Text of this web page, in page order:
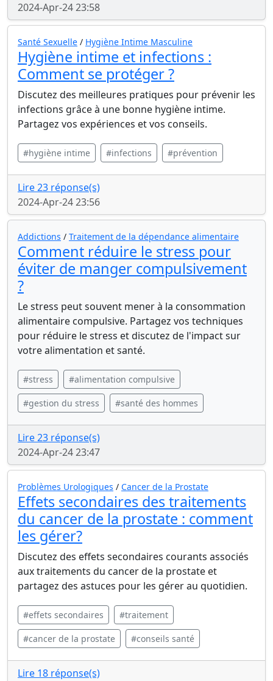
2024-Apr-24 23:58
Santé Sexuelle / Hygiène Intime Masculine
Hygiène intime et infections :
Comment se protéger ?
Discutez des meilleures pratiques pour prévenir les
infections grâce à une bonne hygiène intime.
Partagez vos expériences et vos conseils.
#hygiène intime #infections #prévention
Lire 23 réponse(s)
2024-Apr-24 23:56
Addictions / Traitement de la dépendance alimentaire
Comment réduire le stress pour
éviter de manger compulsivement
?
Le stress peut souvent mener à la consommation
alimentaire compulsive. Partagez vos techniques
pour réduire le stress et discutez de l'impact sur
votre alimentation et santé.
#stress #alimentation compulsive
#gestion du stress #santé des hommes
Lire 23 réponse(s)
2024-Apr-24 23:47
Problèmes Urologiques / Cancer de la Prostate
Effets secondaires des traitements
du cancer de la prostate : comment
les gérer?
Discutez des effets secondaires courants associés
aux traitements du cancer de la prostate et
partagez des astuces pour les gérer au quotidien.
#effets secondaires #traitement
#cancer de la prostate #conseils santé
Lire 18 réponse(s)